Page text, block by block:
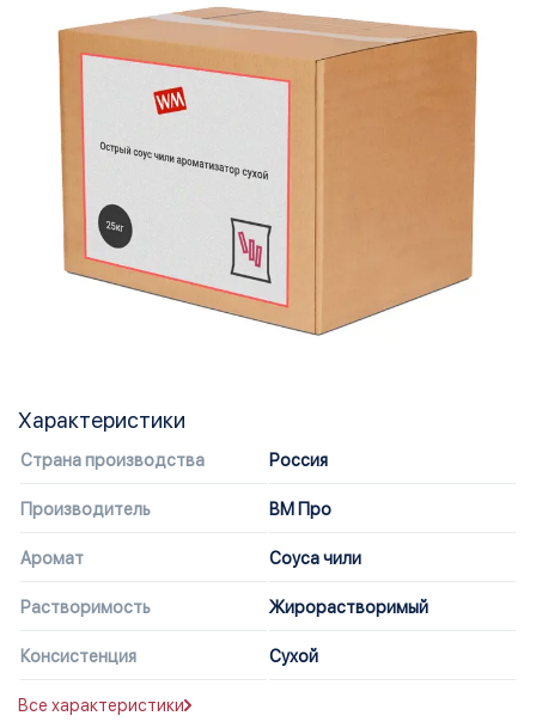
Характеристики
Страна производства Россия
Производитель ВМ Про
Аромат Соуса чили
Растворимость Жирорастворимый
Консистенция Сухой
Все характеристики